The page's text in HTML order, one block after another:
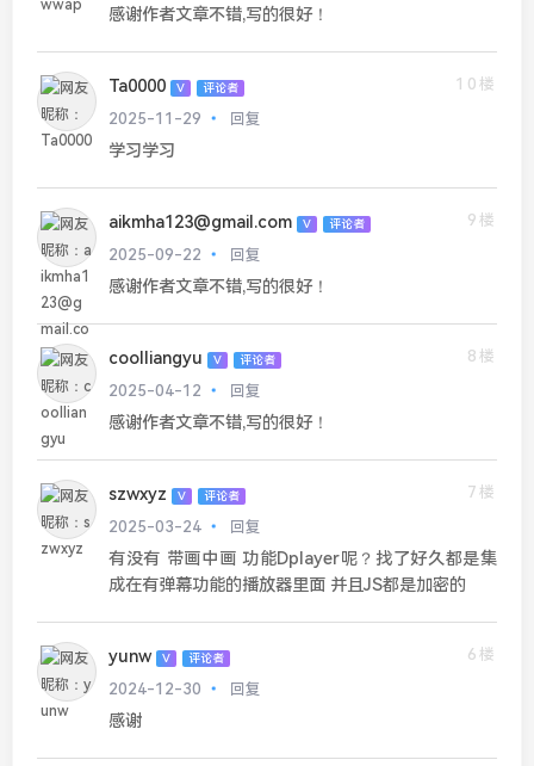
感谢作者文章不错,写的很好！
Ta0000 V 评论者
10楼
2025-11-29
回复
学习学习
aikmha123@gmail.com V 评论者
9楼
2025-09-22
回复
感谢作者文章不错,写的很好！
coolliangyu V 评论者
8楼
2025-04-12
回复
感谢作者文章不错,写的很好！
szwxyz V 评论者
7楼
2025-03-24
回复
有没有 带画中画 功能Dplayer呢？找了好久都是集
成在有弹幕功能的播放器里面 并且JS都是加密的
yunw V 评论者
6楼
2024-12-30
回复
感谢